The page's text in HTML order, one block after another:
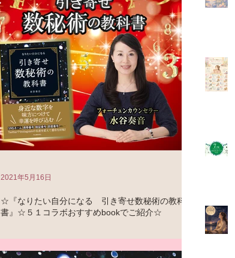
☆『なりたい自分になる 引き寄せ数秘術の教科
書』☆５１コラボおすすめbookでご紹介☆
景が情熱的！） 実は、河出書房新社の担当者さんが、私と
2021年5月16日